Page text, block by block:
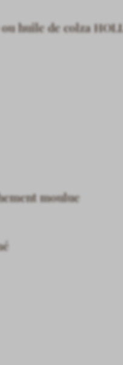
huile de colza
moulue